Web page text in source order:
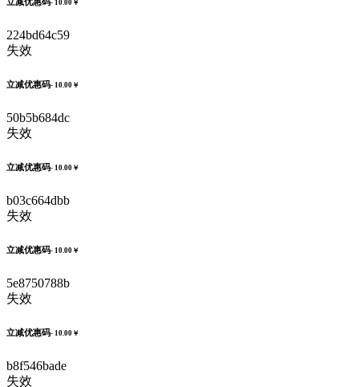
- 10.00￥
224bd64c59
失效
立减优惠码- 10.00￥
50b5b684dc
失效
立减优惠码- 10.00￥
b03c664dbb
失效
立减优惠码- 10.00￥
5e8750788b
失效
立减优惠码- 10.00￥
b8f546bade
失效